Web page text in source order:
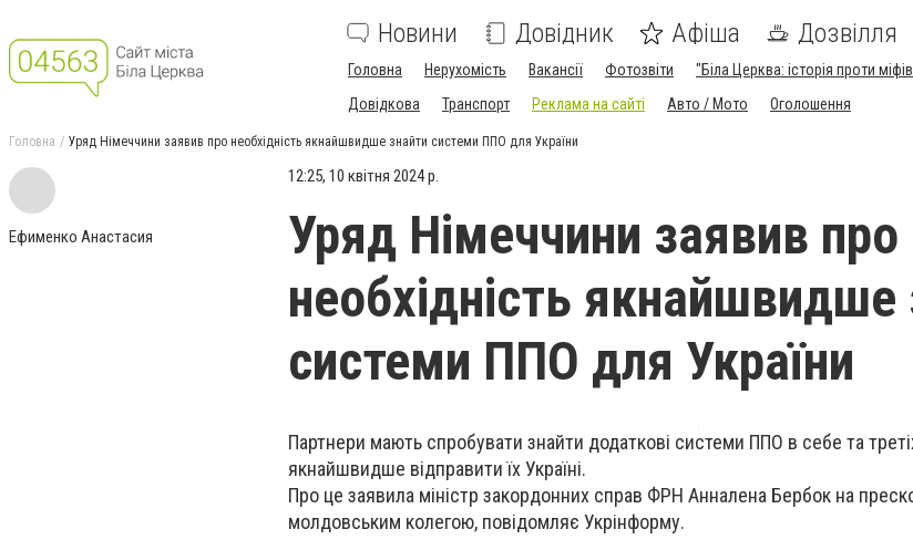
Новини Довідник Афіша Дозвілля
Головна Нерухомість Вакансії Фотозвіти "Біла Церква: історія проти
Довідкова
Транспорт Реклама на сайті Авто / Мото Оголошення
Головна Уряд Німеччини заявив про необхідність якнайшвидше знайти системи ППО для України
Ефименко Анастасия
12:25, 10 квітня 2024 р.
Уряд Німеччини заявив про
необхідність якнайшвидше
системи ППО для України
Партнери мають спробувати знайти додаткові системи ППО в себе та
якнайшвидше відправити їх Україні.
Про це заявила міністр закордонних справ ФРН Анналена Бербок на
молдовським колегою, повідомляє Укрінформу.